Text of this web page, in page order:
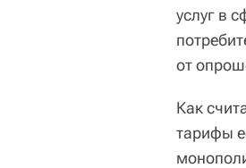
услуг в
от
Как
тарифы